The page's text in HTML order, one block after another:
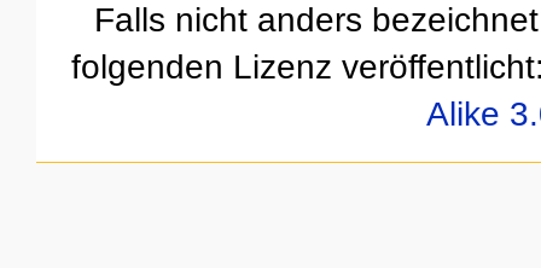
Falls nicht anders
folgenden Lizenz
Alike